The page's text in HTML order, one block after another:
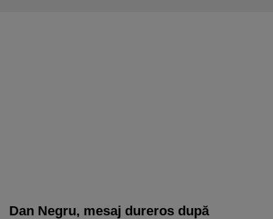
Dan Negru, mesaj dureros după